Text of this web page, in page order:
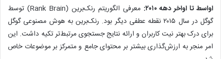
اواسط تا اواخر دهه ۲۰۱۰:
معرفی الگوریتم رنک‌برین (Rank Brain) توسط
گوگل در سال ۲۰۱۵ نقطه عطفی دیگر بود. رنک‌برین به هوش مصنوعی گوگل
برای درک بهتر نیت کاربران و ارائه نتایج جستجوی مرتبط‌تر تکیه داشت. این
امر منجر به ارزش‌گذاری بیشتر بر محتوای جامع و متمرکز بر موضوعات خاص